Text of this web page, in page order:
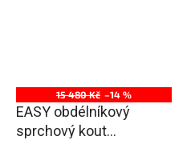
15 480 Kč –14 %
EASY obdélníkový
sprchový kout